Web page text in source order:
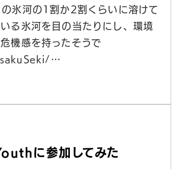
の氷河の1割か2割くらいに溶けて
る氷河を目の当たりにし、環境
機感を持ったそうで
…
に参加してみた